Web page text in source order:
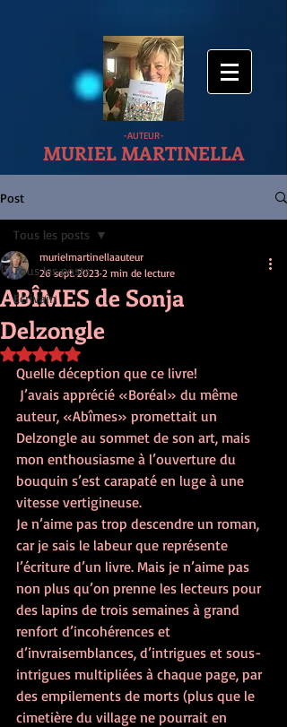
-AUTEUR-
MURIEL MARTINELLA
Post
Tous les posts
Ecrivain
Tous les posts
ABÎMES de Sonja
Delzongle
murielmartinellaauteur
26 sept. 2023 2 min de lecture
Noté NaN étoiles sur 5.
Quelle déception que ce livre !
auteur, « Abîmes » promettait un
Delzongle au sommet de son art, mais
mon enthousiasme à l’ouverture du
bouquin s’est carapaté en luge à une
vitesse vertigineuse.
Je n’aime pas trop descendre un roman,
car je sais le labeur que représente
l’écriture d’un livre. Mais je n’aime pas
non plus qu’on prenne les lecteurs pour
des lapins de trois semaines à grand
renfort d’incohérences et
d’invraisemblances, d’intrigues et sous-
intrigues multipliées à chaque page, par
des empilements de morts (plus que le
cimetière du village ne pourrait en